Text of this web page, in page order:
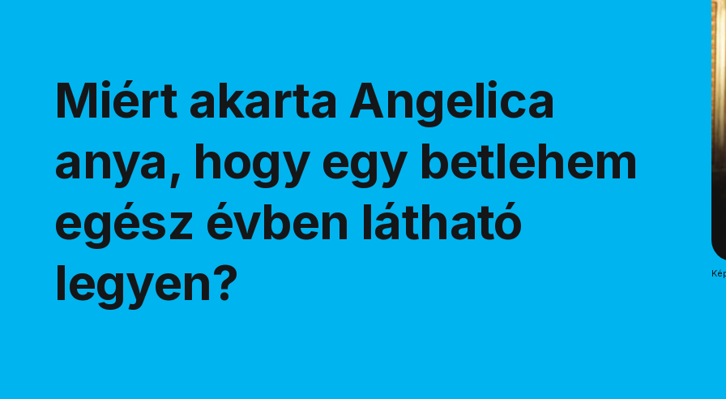
Miért akarta Angelica
anya, hogy egy betlehem
egész évben látható
legyen?